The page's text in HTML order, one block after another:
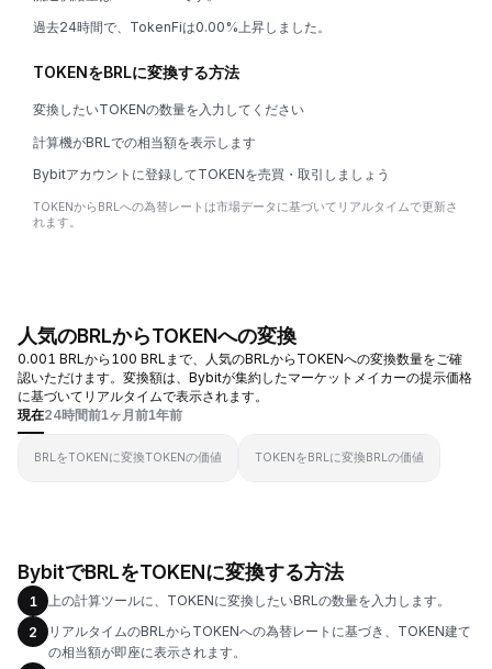
過去24時間で、TokenFiは0.00%上昇しました。
TOKENをBRLに変換する方法
変換したいTOKENの数量を入力してください
計算機がBRLでの相当額を表示します
Bybitアカウントに登録してTOKENを売買・取引しましょう
TOKENからBRLへの為替レートは市場データに基づいてリアルタイムで更新さ
れます。
人気のBRLからTOKENへの変換
0.001 BRLから100 BRLまで、人気のBRLからTOKENへの変換数量をご確
認いただけます。変換額は、Bybitが集約したマーケットメイカーの提示価格
に基づいてリアルタイムで表示されます。
現在24時間前1ヶ月前1年前
BRLをTOKENに変換TOKENの価値 TOKENをBRLに変換BRLの価値
BybitでBRLをTOKENに変換する方法
1
上の計算ツールに、TOKENに変換したいBRLの数量を入力します。
2
リアルタイムのBRLからTOKENへの為替レートに基づき、TOKEN建て
の相当額が即座に表示されます。